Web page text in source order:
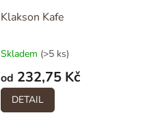
Klakson Kafe
Skladem (>5 ks)
od 232,75 Kč
DETAIL